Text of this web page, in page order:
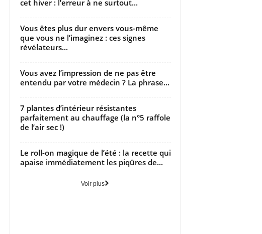
cet hiver : l’erreur à ne surtout...
Vous êtes plus dur envers vous-même
que vous ne l’imaginez : ces signes
révélateurs...
Vous avez l’impression de ne pas être
entendu par votre médecin ? La phrase...
7 plantes d’intérieur résistantes
parfaitement au chauffage (la n°5 raffole
de l’air sec !)
Le roll-on magique de l’été : la recette qui
apaise immédiatement les piqûres de...
Voir plus